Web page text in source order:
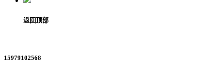
返回顶部
15979102568